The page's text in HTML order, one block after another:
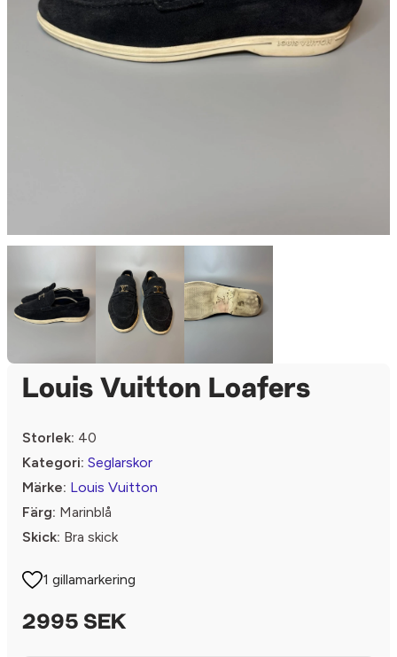
Louis Vuitton Loafers
Storlek: 40
Kategori: Seglarskor
Märke: Louis Vuitton
Färg: Marinblå
Skick: Bra skick
1 gillamarkering
2995 SEK